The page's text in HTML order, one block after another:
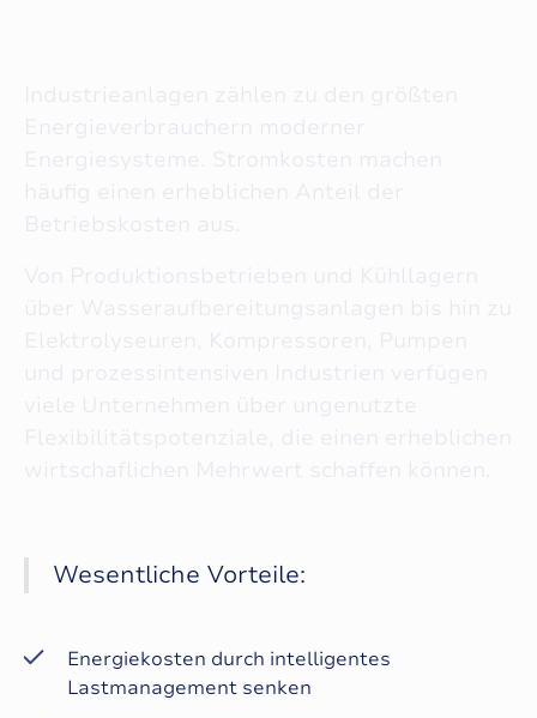
Wesentliche Vorteile:
Energiekosten durch intelligentes
Lastmanagement senken